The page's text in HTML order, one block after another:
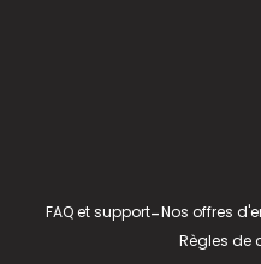
FAQ et support-Nos offres
Règles de